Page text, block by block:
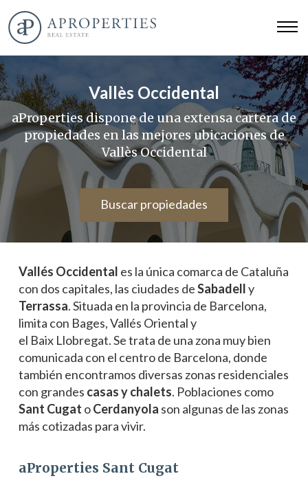
Vallès Occidental
aProperties dispone de una extensa cartera de
propiedades en las mejores ubicaciones de
Vallès Occidental
Buscar propiedades
Vallés Occidental es la única comarca de Cataluña
con dos capitales, las ciudades deSabadelly
Terrassa. Situada en la provincia de Barcelona,
limita con Bages, Vallés Oriental y
el Baix Llobregat. Se trata de una zona muy bien
comunicada con el centro de Barcelona, donde
también encontramos diversas zonas residenciales
con grandes casas y chalets. Poblaciones como
Sant Cugat oCerdanyola son algunas de las zonas
más cotizadas para vivir.
aProperties Sant Cugat